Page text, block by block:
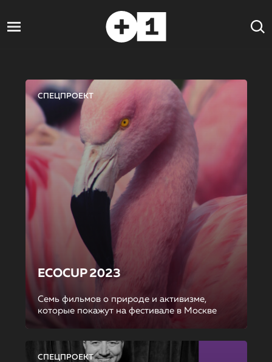
СПЕЦПРОЕКТ
ECOCUP 2023
Семь фильмов о природе и активизме,
которые покажут на фестивале в Москве
СПЕЦПРОЕКТ